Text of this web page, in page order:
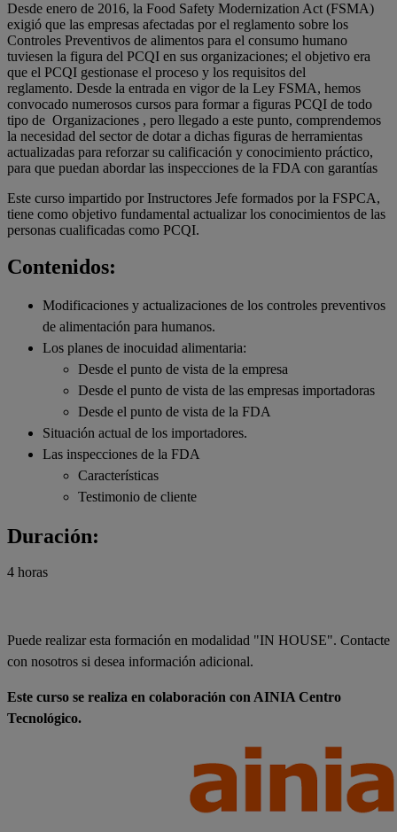
Desde enero de 2016, la Food Safety Modernization Act (FSMA)
exigió que las empresas afectadas por el reglamento sobre los
Controles Preventivos de alimentos para el consumo humano
tuviesen la figura del PCQI en sus organizaciones; el objetivo era
que el PCQI gestionase el proceso y los requisitos del
reglamento. Desde la entrada en vigor de la Ley FSMA, hemos
convocado numerosos cursos para formar a figuras PCQI de todo
tipo de Organizaciones , pero llegado a este punto, comprendemos
la necesidad del sector de dotar a dichas figuras de herramientas
actualizadas para reforzar su calificación y conocimiento práctico,
para que puedan abordar las inspecciones de la FDA con garantías
Este curso impartido por Instructores Jefe formados por la FSPCA,
tiene como objetivo fundamental actualizar los conocimientos de las
personas cualificadas como PCQI.
Contenidos:
Modificaciones y actualizaciones de los controles preventivos
de alimentación para humanos.
Los planes de inocuidad alimentaria:
Desde el punto de vista de la empresa
Desde el punto de vista de las empresas importadoras
Desde el punto de vista de la FDA
Situación actual de los importadores.
Las inspecciones de la FDA
Características
Testimonio de cliente
Duración:
4 horas
Puede realizar esta formación en modalidad "IN HOUSE". Contacte
con nosotros si desea información adicional.
Este curso se realiza en colaboración con AINIA Centro
Tecnológico.